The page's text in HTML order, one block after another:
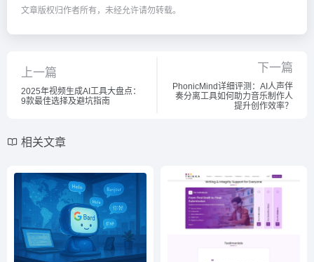
文章版权归作者所有，未经允许请勿转载。
上一篇
2025年视频生成AI工具大盘点：
9款最佳选择及避坑指南
下一篇
PhonicMind详细评测：AI人声伴
奏分离工具如何助力音乐制作人
提升创作效率？
相关文章